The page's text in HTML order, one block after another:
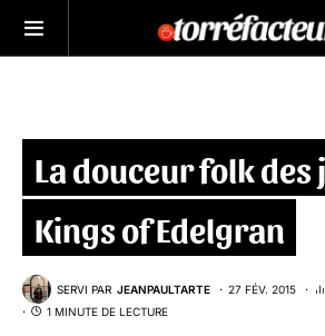
La douceur folk des
Kings of Edelgran
SERVI PAR JEANPAULTARTE 27 FÉV. 2015
1 MINUTE DE LECTURE